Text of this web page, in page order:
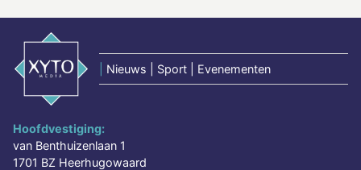
Nieuws | Sport | Evenementen
Hoofdvestiging:
van Benthuizenlaan 1
1701 BZ Heerhugowaard